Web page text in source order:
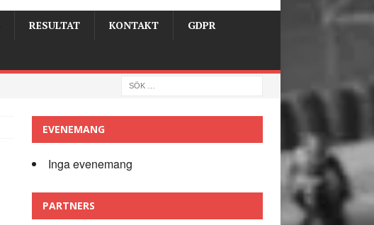
RESULTAT KONTAKT GDPR
EVENEMANG
Inga evenemang
PARTNERS